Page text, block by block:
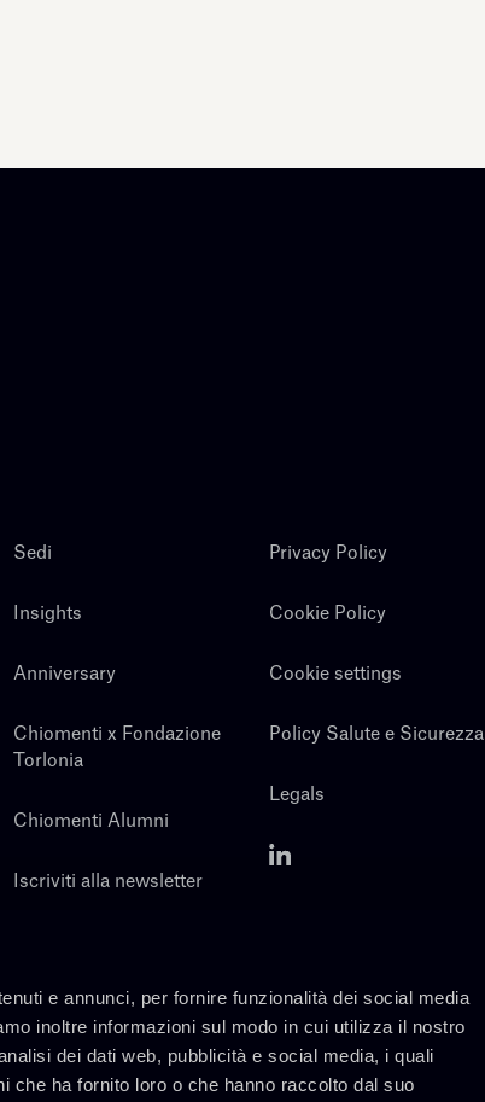
e annunci, per fornire funzionalità dei social media
inoltre informazioni sul modo in cui utilizza il nostro
dei dati web, pubblicità e social media, i quali
che ha fornito loro o che hanno raccolto dal suo
Sedi
Insights
Anniversary
Chiomenti x Fondazione
Torlonia
Chiomenti Alumni
Iscriviti alla newsletter
Privacy Policy
Cookie Policy
Cookie settings
Policy Salute e Sicurezza
Legals